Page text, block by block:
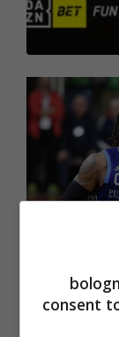
consent